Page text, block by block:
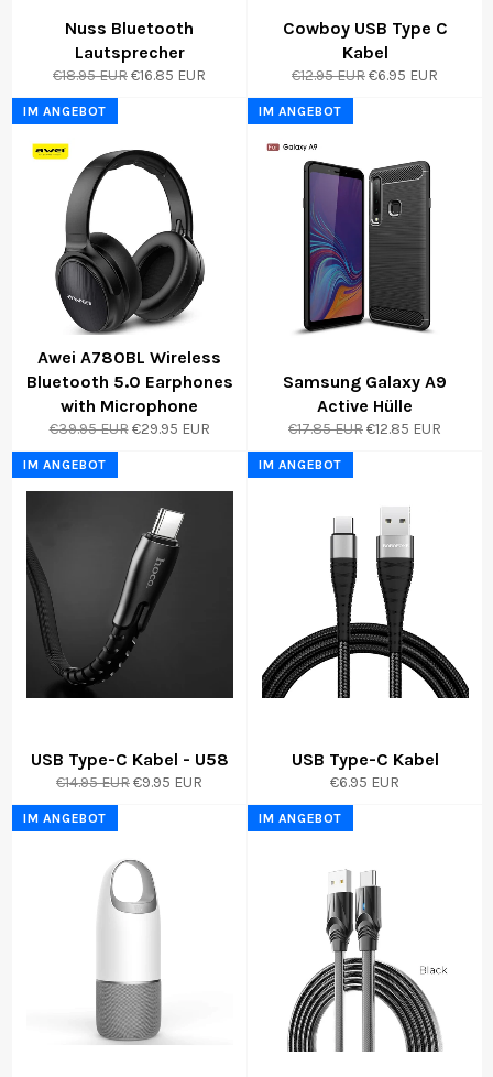
Nuss Bluetooth
Lautsprecher
Normaler
Preis
€18.95 EURSonderpreis
€16.85 EUR
Cowboy USB Type C
Kabel
Normaler
Preis
€12.95 EURSonderpreis
€6.95 EUR
Awei A780BL Wireless
Bluetooth 5.0 Earphones
with Microphone
Normaler
Preis
€39.95 EUR Sonderpreis
€29.95 EUR
IM ANGEBOT
Samsung Galaxy A9
Active Hülle
Normaler
Preis
€17.85 EURSonderpreis
€12.85 EUR
IM ANGEBOT
USB Type-C Kabel - U58
Normaler
Preis
€14.95 EURSonderpreis
€9.95 EUR
IM ANGEBOT
USB Type-C Kabel
€6.95 EUR
IM ANGEBOT
IM ANGEBOT IM ANGEBOT